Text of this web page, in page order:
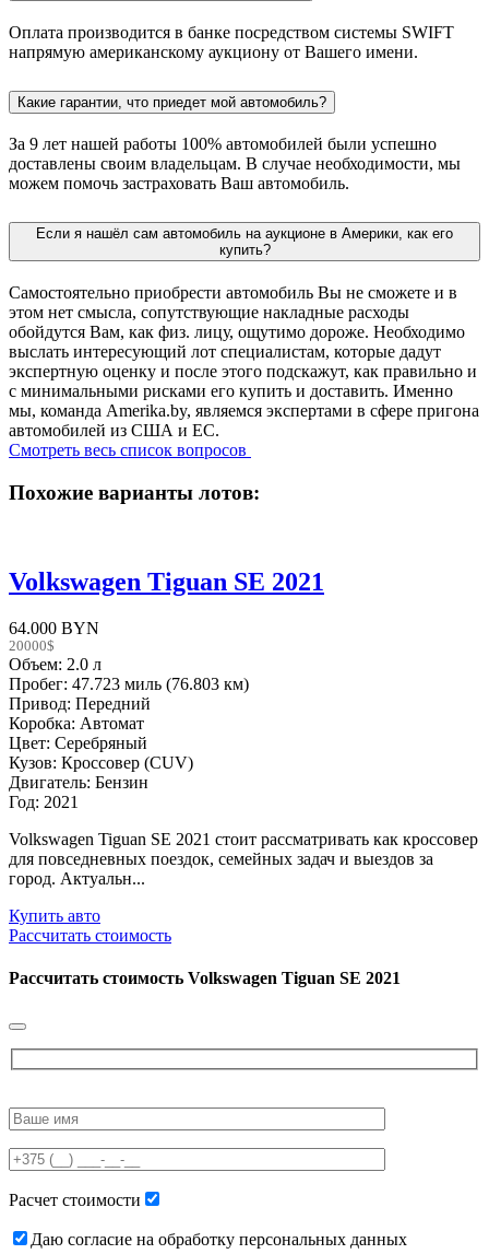
Оплата производится в банке посредством системы SWIFT
напрямую американскому аукциону от Вашего имени.
Какие гарантии, что приедет мой автомобиль?
За 9 лет нашей работы 100% автомобилей были успешно
доставлены своим владельцам. В случае необходимости, мы
можем помочь застраховать Ваш автомобиль.
Если я нашёл сам автомобиль на аукционе в Америки, как его
купить?
Самостоятельно приобрести автомобиль Вы не сможете и в
этом нет смысла, сопутствующие накладные расходы
обойдутся Вам, как физ. лицу, ощутимо дороже. Необходимо
выслать интересующий лот специалистам, которые дадут
экспертную оценку и после этого подскажут, как правильно и
с минимальными рисками его купить и доставить. Именно
мы, команда Amerika.by, являемся экспертами в сфере пригона
автомобилей из США и ЕС.
Смотреть весь список вопросов
Похожие варианты лотов:
Volkswagen Tiguan SE 2021
64.000 BYN
20000$
Объем: 2.0 л
Пробег: 47.723 миль (76.803 км)
Привод: Передний
Коробка: Автомат
Цвет: Серебряный
Кузов: Кроссовер (CUV)
Двигатель: Бензин
Год: 2021
Volkswagen Tiguan SE 2021 стоит рассматривать как кроссовер
для повседневных поездок, семейных задач и выездов за
город. Актуальн...
Купить авто
Рассчитать стоимость
Рассчитать стоимость Volkswagen Tiguan SE 2021
leave
field
empty.
Расчет стоимости
Даю согласие на обработку персональных данных